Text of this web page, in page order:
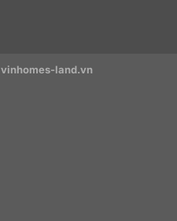
vinhomes-land.vn